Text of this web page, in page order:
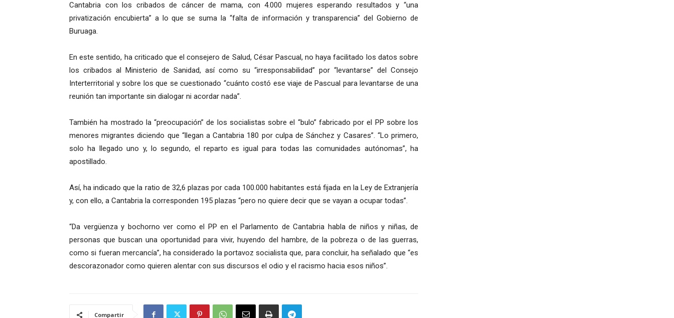
Cantabria con los cribados de cáncer de mama, con 4.000 mujeres esperando resultados y “una
privatización encubierta” a lo que se suma la “falta de información y transparencia” del Gobierno de
Buruaga.
En este sentido, ha criticado que el consejero de Salud, César Pascual, no haya facilitado los datos sobre
los cribados al Ministerio de Sanidad, así como su “irresponsabilidad” por “levantarse” del Consejo
Interterritorial y sobre los que se cuestionado “cuánto costó ese viaje de Pascual para levantarse de una
reunión tan importante sin dialogar ni acordar nada”.
También ha mostrado la “preocupación” de los socialistas sobre el “bulo” fabricado por el PP sobre los
menores migrantes diciendo que “llegan a Cantabria 180 por culpa de Sánchez y Casares”. “Lo primero,
solo ha llegado uno y, lo segundo, el reparto es igual para todas las comunidades autónomas”, ha
apostillado.
Así, ha indicado que la ratio de 32,6 plazas por cada 100.000 habitantes está fijada en la Ley de Extranjería
y, con ello, a Cantabria la corresponden 195 plazas “pero no quiere decir que se vayan a ocupar todas”.
“Da vergüenza y bochorno ver como el PP en el Parlamento de Cantabria habla de niños y niñas, de
personas que buscan una oportunidad para vivir, huyendo del hambre, de la pobreza o de las guerras,
como si fueran mercancía”, ha considerado la portavoz socialista que, para concluir, ha señalado que “es
descorazonador como quieren alentar con sus discursos el odio y el racismo hacia esos niños”.
Compartir